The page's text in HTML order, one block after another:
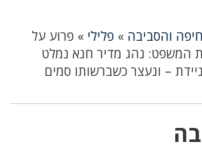
והסביבה » פלילי » פרוע על
המשפט: נהג מדיר חנא נמלט
– ונעצר כשברשותו סמים